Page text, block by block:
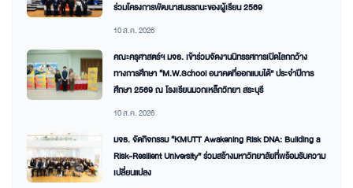
ร่วมโครงการพัฒนาสมรรถนะของผู้เรียน 2569
10 ส.ค. 2026
คณะครุศาสตร์ฯ มจธ. เข้าร่วมจัดงานนิทรรศการเปิดโลกกว้าง
ทางการศึกษา “M.W.School อนาคตที่ออกแบบได้” ประจำปีการ
ศึกษา 2569 ณ โรงเรียนมวกเหล็กวิทยา สระบุรี
10 ส.ค. 2026
มจธ. จัดกิจกรรม “KMUTT Awakening Risk DNA: Building a
Risk-Resilient University” ร่วมสร้างมหาวิทยาลัยที่พร้อมรับความ
เปลี่ยนแปลง